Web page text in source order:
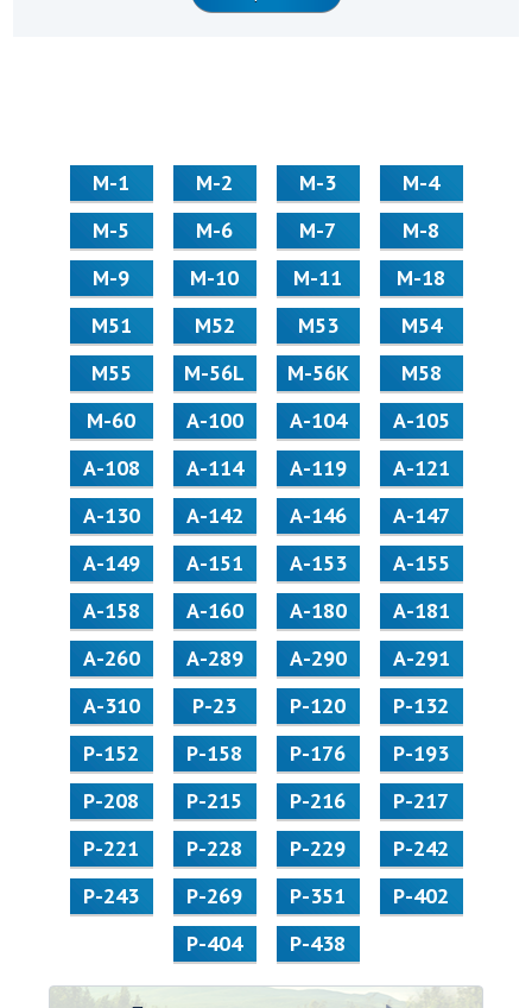
М-1 М-2 М-3
М-4
М-5
М-6 М-7
М-8
М-9
М-10 М-11
М-18
М51
М52 М53
М54
М55
M-56L M-56K
М58
M-60
А-100 А-104
А-105
А-108
А-114 А-119
А-121
А-130
А-142 А-146
А-147
А-149
А-151 А-153
А-155
А-158
А-160 А-180
А-181
А-260
А-289 А-290
А-291
А-310
Р-23 Р-120
Р-132
Р-152
Р-158 Р-176
Р-193
Р-208
Р-215 Р-216
Р-217
Р-221
Р-228 Р-229
Р-242
Р-243
Р-269 Р-351
Р-402
Р-404
Р-438